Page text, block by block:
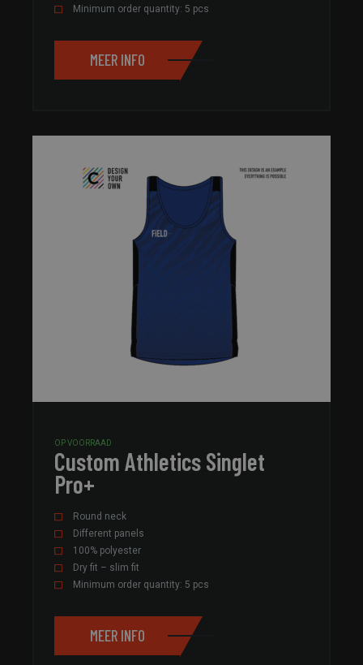
Minimum order quantity: 5 pcs
MEER INFO
OP VOORRAAD
Custom Athletics Singlet
Pro+
Round neck
Different panels
100% polyester
Dry fit – slim fit
Minimum order quantity: 5 pcs
MEER INFO